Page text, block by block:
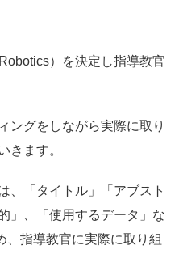
）を決定し指導教官
ングをしながら実際に取り
きます。
、「タイトル」「アブスト
」、「使用するデータ」な
、指導教官に実際に取り組